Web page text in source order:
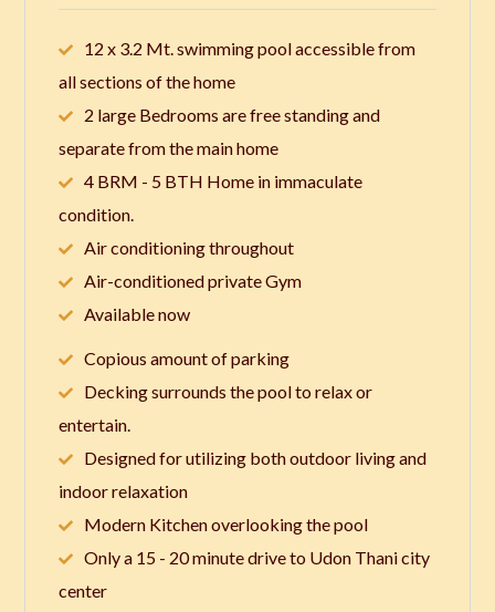
12 x 3.2 Mt. swimming pool accessible from
all sections of the home
2 large Bedrooms are free standing and
separate from the main home
4 BRM - 5 BTH Home in immaculate
condition.
Air conditioning throughout
Air-conditioned private Gym
Available now
Copious amount of parking
Decking surrounds the pool to relax or
entertain.
Designed for utilizing both outdoor living and
indoor relaxation
Modern Kitchen overlooking the pool
Only a 15 - 20 minute drive to Udon Thani city
center